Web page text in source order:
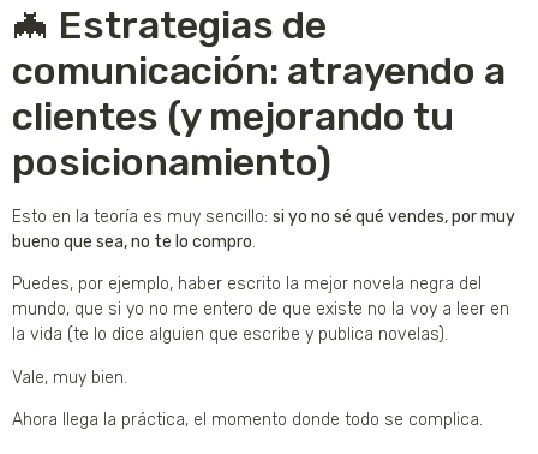
🦇 Estrategias de
comunicación: atrayendo a
clientes (y mejorando tu
posicionamiento)
Esto en la teoría es muy sencillo: si yo no sé qué vendes, por muy
bueno que sea, no te lo compro.
Puedes, por ejemplo, haber escrito la mejor novela negra del
mundo, que si yo no me entero de que existe no la voy a leer en
la vida (te lo dice alguien que escribe y publica novelas).
Vale, muy bien.
Ahora llega la práctica, el momento donde todo se complica.